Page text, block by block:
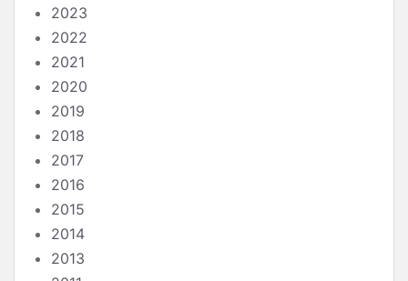
2023
2022
2021
2020
2019
2018
2017
2016
2015
2014
2013